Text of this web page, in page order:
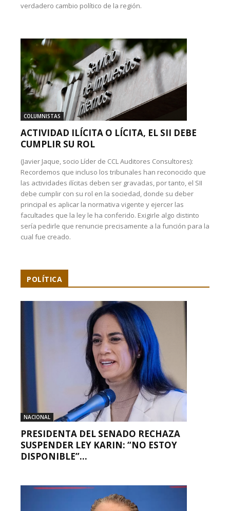
verdadero cambio político de la región.
COLUMNISTAS
ACTIVIDAD ILÍCITA O LÍCITA, EL SII DEBE
CUMPLIR SU ROL
(Javier Jaque, socio Líder de CCL Auditores Consultores):
Recordemos que incluso los tribunales han reconocido que
las actividades ilícitas deben ser gravadas, por tanto, el SII
debe cumplir con su rol en la sociedad, donde su deber
principal es aplicar la normativa vigente y ejercer las
facultades que la ley le ha conferido. Exigirle algo distinto
sería pedirle que renuncie precisamente a la función para la
cual fue creado.
POLÍTICA
NACIONAL
PRESIDENTA DEL SENADO RECHAZA
SUSPENDER LEY KARIN: “NO ESTOY
DISPONIBLE”...